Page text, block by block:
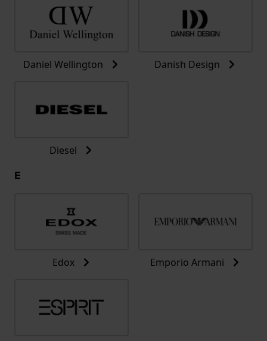
Daniel Wellington Danish Design
Diesel
E
Edox Emporio Armani